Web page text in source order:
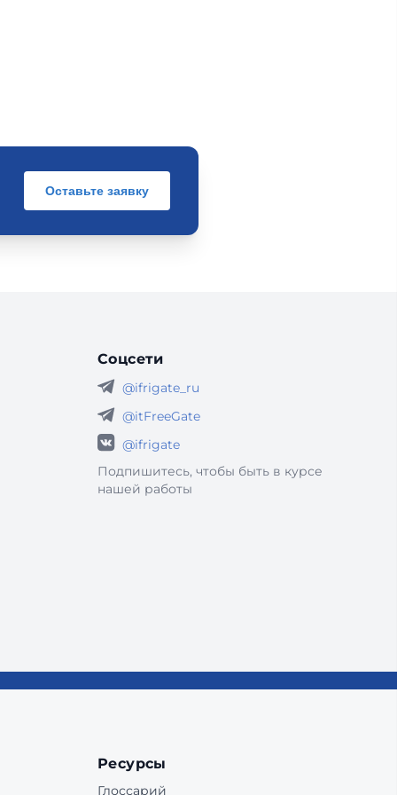
Оставьте заявку
Соцсети
@ifrigate_ru
@itFreeGate
@ifrigate
Подпишитесь, чтобы быть в курсе
нашей работы
Ресурсы
Глоссарий